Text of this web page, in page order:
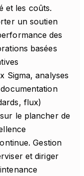
et les coûts.
un soutien
des
basées
Sigma, analyses
flux)
le plancher de
Gestion
et diriger